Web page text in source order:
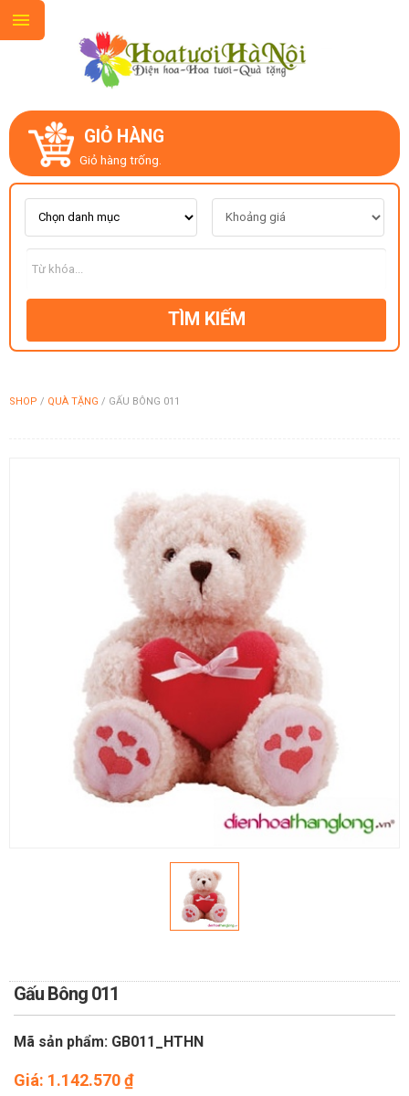
GIỎ HÀNG
Giỏ hàng trống.
TÌM KIẾM
SHOP / QUÀ TẶNG / GẤU BÔNG 011
Gấu Bông 011
Mã sản phẩm: GB011_HTHN
Giá: 1.142.570₫
GIỚI THIỆU
LIÊN HỆ
MẪU HOA MỚI
CHỦ ĐỀ
HƯỚNG DẪN MUA HÀNG
DỊCH VỤ GỬI ĐIỆN HOA VỀ
VIỆT NAM
PHƯƠNG THỨC THANH
DỊCH VỤ ĐIỆN HOA TRỰC